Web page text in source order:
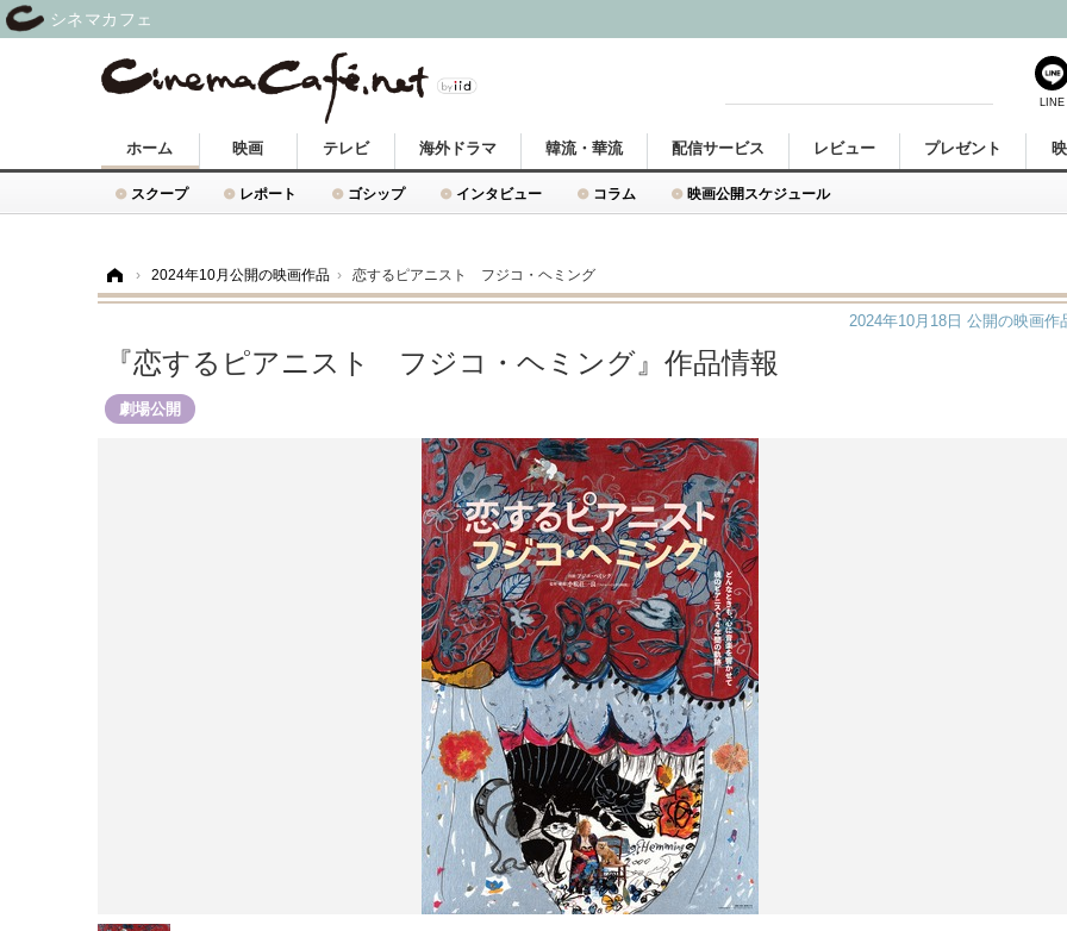
ホーム
スクープ レポート ゴシップ インタビュー コラム 映画公開スケジュール
映画 テレビ 海外ドラマ 韓流・華流 配信サービス レビュー プレゼント
› 2024年10月公開の映画作品 › 恋するピアニスト フジコ・ヘミング
『恋するピアニスト フジコ・ヘミング』作品情報
2024年10月18日 公開の映画作
劇場公開
LINE
シネマカフェ